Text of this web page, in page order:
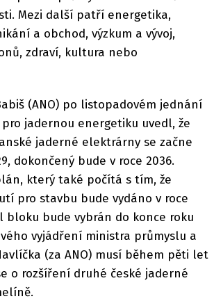
Mezi další patří energetika,
a obchod, výzkum a vývoj,
zdraví, kultura nebo
(ANO) po listopadovém jednání
jadernou energetiku uvedl, že
jaderné elektrárny se začne
dokončený bude v roce 2036.
který také počítá s tím, že
pro stavbu bude vydáno v roce
bloku bude vybrán do konce roku
vyjádření ministra průmyslu a
(za ANO) musí během pěti let
o rozšíření druhé české jaderné